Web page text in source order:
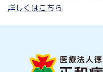
詳しくはこちら